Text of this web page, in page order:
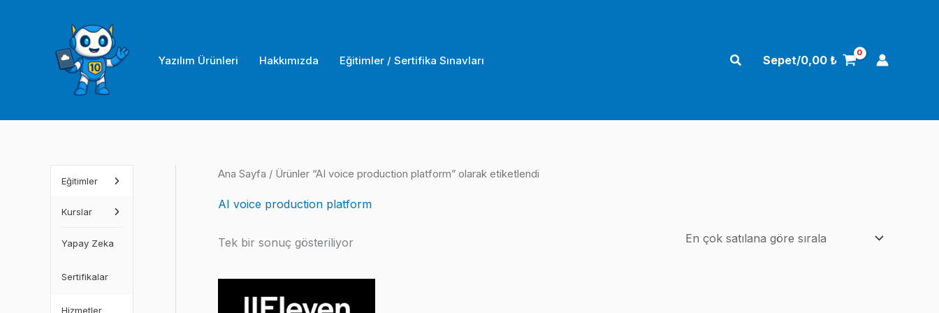
Yazılım Ürünleri Hakkımızda Eğitimler / Sertifika Sınavları AramaSepet/0,00 ₺
Eğitimler
Kurslar
Yapay Zeka
Sertifikalar
Hizmetler
Ana Sayfa / Ürünler “AI voice production platform” olarak etiketlendi
AI voice production platform
Tek bir sonuç gösteriliyor